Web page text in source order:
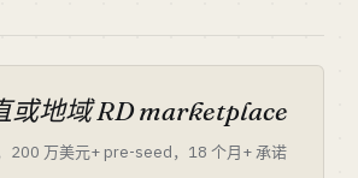
或地域 RD marketplace
200 万美元+ pre-seed，18 个月+ 承诺